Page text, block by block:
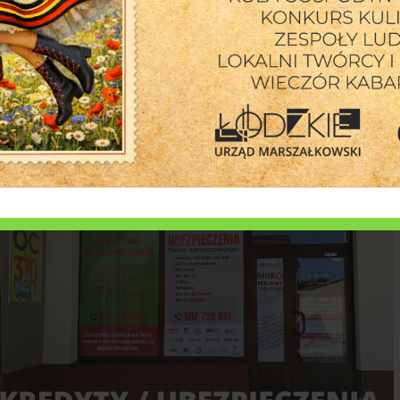
sierpnia] 6 sierpnia 2026
Bałkańskie rytmy i nauka tańca na